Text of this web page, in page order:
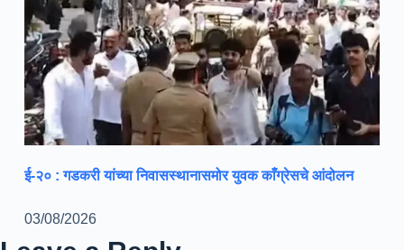
ई-२० : गडकरी यांच्या निवासस्थानासमोर युवक काँग्रेसचे आंदोलन
03/08/2026